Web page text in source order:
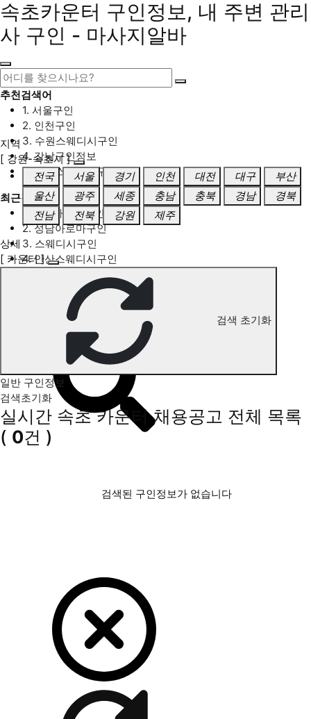
속초카운터 구인정보, 내 주변 관리
사 구인 - 마사지알바
추천검색어
1. 서울구인
2. 인천구인
3. 수원스웨디시구인
4. 강남구인정보
5. 동탄스웨디시구인
최근검색어
1. 일산마사지구인
2. 성남아로마구인
3. 스웨디시구인
4. 안산스웨디시구인
속초 카운터 구인정보
지역
[ 강원-속초시 ]
전국
서울 경기 인천 대전 대구
부산
울산
광주 세종 충남 충북 경남
경북
전남
전북 강원 제주
상세
[ 카운터 ]
검색 초기화
일반 구인정보
검색초기화
실시간 속초 카운터 채용공고 전체 목록
( 0건 )
검색된 구인정보가 없습니다